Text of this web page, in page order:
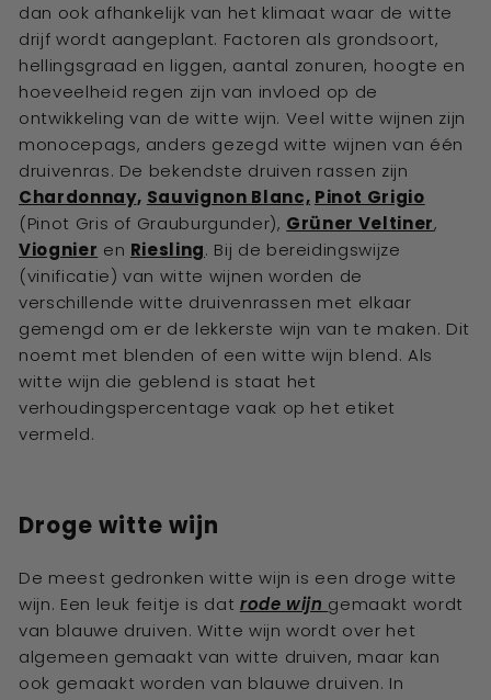
dan ook afhankelijk van het klimaat waar de witte
drijf wordt aangeplant. Factoren als grondsoort,
hellingsgraad en liggen, aantal zonuren, hoogte en
hoeveelheid regen zijn van invloed op de
ontwikkeling van de witte wijn. Veel witte wijnen zijn
monocepags, anders gezegd witte wijnen van één
druivenras. De bekendste druiven rassen zijn
Chardonnay, Sauvignon Blanc, Pinot Grigio
(Pinot Gris of Grauburgunder), Grüner Veltiner,
Viognier en Riesling. Bij de bereidingswijze
(vinificatie) van witte wijnen worden de
verschillende witte druivenrassen met elkaar
gemengd om er de lekkerste wijn van te maken. Dit
noemt met blenden of een witte wijn blend. Als
witte wijn die geblend is staat het
verhoudingspercentage vaak op het etiket
vermeld.
Droge witte wijn
De meest gedronken witte wijn is een droge witte
wijn. Een leuk feitje is dat rode wijn gemaakt wordt
van blauwe druiven. Witte wijn wordt over het
algemeen gemaakt van witte druiven, maar kan
ook gemaakt worden van blauwe druiven. In